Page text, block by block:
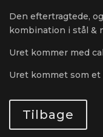
Den eftertragtede,
kombination i stål &
Uret kommer med
Uret kommet som
Tilbage